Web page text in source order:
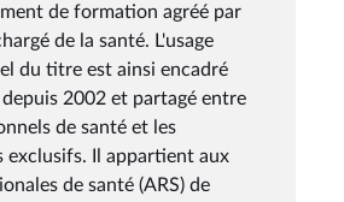
de formation agréé par
de la santé. L'usage
du titre est ainsi encadré
2002 et partagé entre
de santé et les
exclusifs. Il appartient aux
de santé (ARS) de